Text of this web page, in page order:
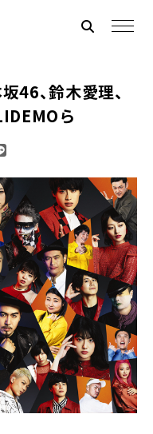
46、鈴木愛理、
ら